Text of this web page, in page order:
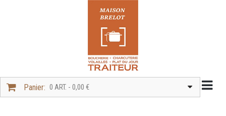
Panier: 0 ART. - 0,00 €